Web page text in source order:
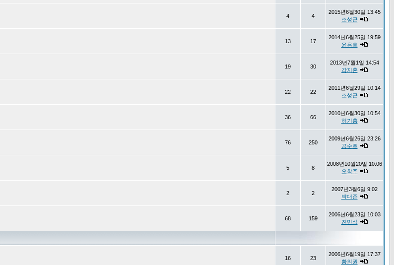
4 4
2015년6월30일 13:45
조성근
13 17
2014년6월25일 19:59
윤용호
19 30
2013년7월1일 14:54
강지훈
22 22
2011년6월29일 10:14
조성근
36 66
2010년6월30일 10:54
허기홍
76 250
2009년6월26일 23:26
공순호
5 8
2008년10월20일 10:06
오학주
2 2
2007년3월6일 9:02
박대준
68 159
2006년6월23일 10:03
진민식
16 23
2006년6월19일 17:37
황의권